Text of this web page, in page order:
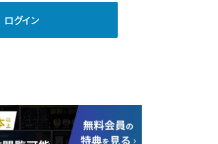
ログイン